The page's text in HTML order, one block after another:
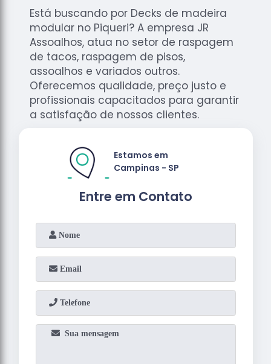
Raspagens
de Pisos
Tacos de
Madeiras
Está buscando por Decks de madeira
modular no Piqueri? A empresa JR
Assoalhos, atua no setor de raspagem
de tacos, raspagem de pisos,
assoalhos e variados outros.
Oferecemos qualidade, preço justo e
profissionais capacitados para garantir
a satisfação de nossos clientes.
Entre em Contato
Estamos em
Campinas - SP